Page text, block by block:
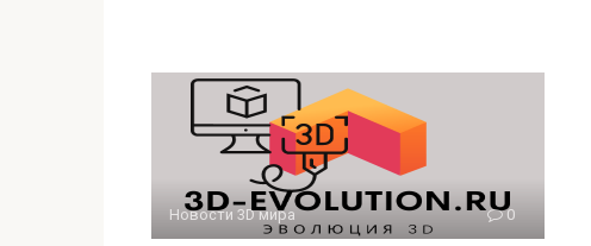
Новости 3D мира 0